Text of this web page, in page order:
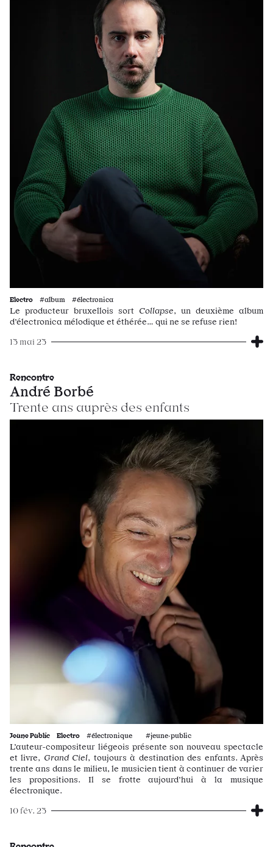
Electro #album #électronica
Le producteur bruxellois sort Collapse, un deuxième album
d’électronica mélodique et éthérée… qui ne se refuse rien!
13 mai 23
Rencontre
André Borbé
Trente ans auprès des enfants
Jeune Public Electro #électronique #jeune·public
L’auteur-compositeur liégeois présente son nouveau spectacle
et livre, Grand Ciel, toujours à destination des enfants. Après
trente ans dans le milieu, le musicien tient à continuer de varier
les propositions. Il se frotte aujourd’hui à la musique
électronique.
10 fév. 23